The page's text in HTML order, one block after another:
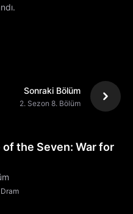
Sonraki Bölüm
2. Sezon 8. Bölüm
of the Seven: War for
Dram